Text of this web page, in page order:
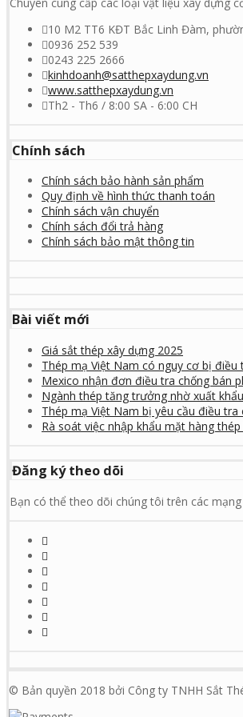
10 M2 TT6 KĐT Bắc Linh Đàm,
0936 252 539
0243 225 2666
kinhdoanh@satthepxaydung.vn
www.satthepxaydung.vn
Th2 - Th6 / 8:00 SA - 6:00 CH
Chính sách
Chính sách bảo hành sản phẩm
Quy định về hình thức thanh toán
Chính sách vận chuyển
Chính sách đổi trả hàng
Chính sách bảo mật thông tin
Bài viết mới
Giá sắt thép xây dựng 2025
Thép mạ Việt Nam có nguy cơ bị
Mexico nhận đơn điều tra chống bán
Ngành thép tăng trưởng nhờ xuất
Thép mạ Việt Nam bị yêu cầu điều
Rà soát việc nhập khẩu mặt hàng
Đăng ký theo dõi
Bạn có thể theo dõi chúng tôi trên các mạng
© Bản quyền 2018 bởi Công ty TNHH Sắt